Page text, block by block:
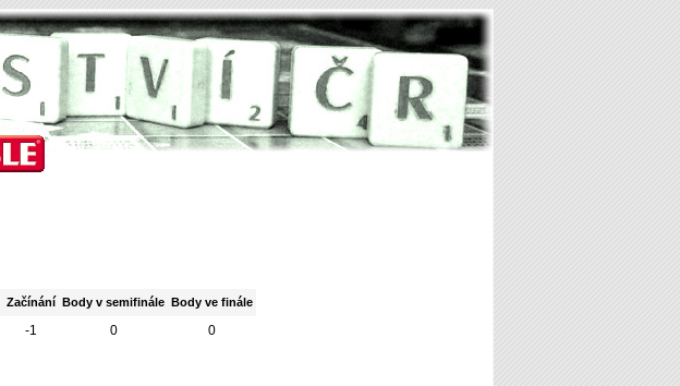
Začínání Body v semifinále Body ve finále
-1 0 0